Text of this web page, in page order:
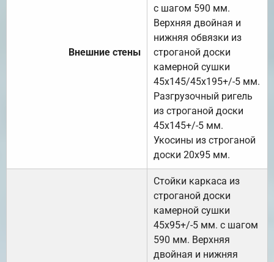
Внешние стены
с шагом 590 мм.
Верхняя двойная и
нижняя обвязки из
строганой доски
камерной сушки
45х145/45х195+/-5 мм.
Разгрузочный ригель
из строганой доски
45х145+/-5 мм.
Укосины из строганой
доски 20х95 мм.
Стойки каркаса из
строганой доски
камерной сушки
45х95+/-5 мм. с шагом
590 мм. Верхняя
двойная и нижняя